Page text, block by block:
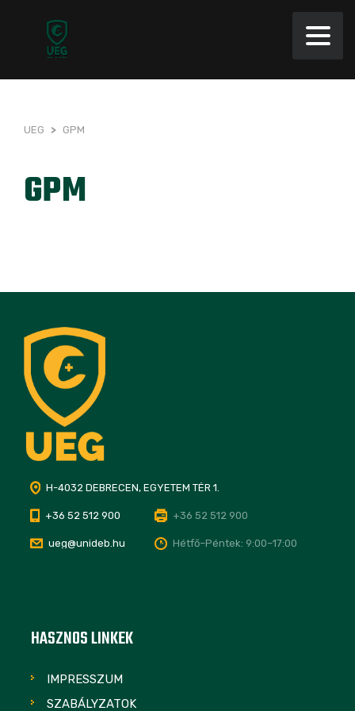
UEG > GPM
GPM
H-4032 DEBRECEN, EGYETEM TÉR 1.
+36 52 512 900 +36 52 512 900
ueg@unideb.hu Hétfő–Péntek: 9:00–17:00
HASZNOS LINKEK
IMPRESSZUM
SZABÁLYZATOK